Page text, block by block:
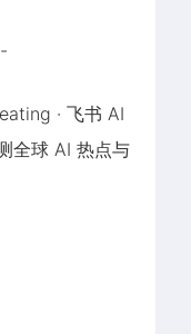
· 飞书 AI
全球 AI 热点与